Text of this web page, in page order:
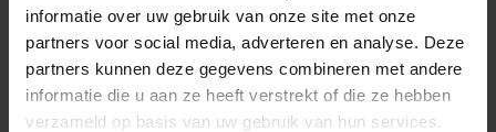
informatie over uw gebruik van onze site met onze
partners voor social media, adverteren en analyse. Deze
partners kunnen deze gegevens combineren met andere
informatie die u aan ze heeft verstrekt of die ze hebben
verzameld op basis van uw gebruik van hun services.